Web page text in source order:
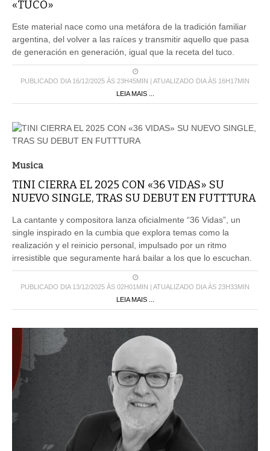
«TUCO»
Este material nace como una metáfora de la tradición familiar
argentina, del volver a las raíces y transmitir aquello que pasa
de generación en generación, igual que la receta del tuco.
PUBLICADO DIA 16/12/2025 ÀS 23H45MIN | ATUALIZADO DIA ÀS 16H17MIN
LEIA MAIS ...
Musica
TINI CIERRA EL 2025 CON «36 VIDAS» SU
NUEVO SINGLE, TRAS SU DEBUT EN FUTTTURA
La cantante y compositora lanza oficialmente “36 Vidas”, un
single inspirado en la cumbia que explora temas como la
realización y el reinicio personal, impulsado por un ritmo
irresistible que seguramente hará bailar a los que lo escuchan.
PUBLICADO DIA 13/12/2025 ÀS 02H01MIN | ATUALIZADO DIA ÀS 23H33MIN
LEIA MAIS ...